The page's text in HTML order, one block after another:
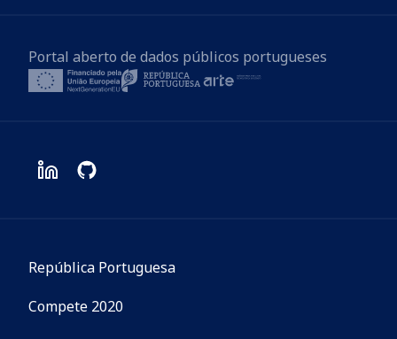
Portal aberto de dados públicos portugueses
República Portuguesa
Compete 2020